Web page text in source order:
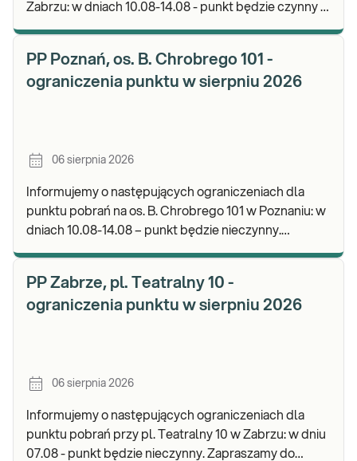
Zabrzu: w dniach 10.08-14.08 - punkt będzie czynny w
PP Poznań, os. B. Chrobrego 101 -
ograniczenia punktu w sierpniu 2026
06 sierpnia 2026
Informujemy o następujących ograniczeniach dla
punktu pobrań na os. B. Chrobrego 101 w Poznaniu: w
dniach 10.08-14.08 – punkt będzie nieczynny.
PP Zabrze, pl. Teatralny 10 -
ograniczenia punktu w sierpniu 2026
06 sierpnia 2026
Informujemy o następujących ograniczeniach dla
punktu pobrań przy pl. Teatralny 10 w Zabrzu: w dniu
07.08 - punkt będzie nieczynny. Zapraszamy do